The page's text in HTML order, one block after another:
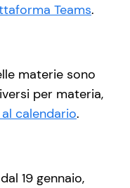
Teams.
materie sono
per materia,
calendario.
19 gennaio,